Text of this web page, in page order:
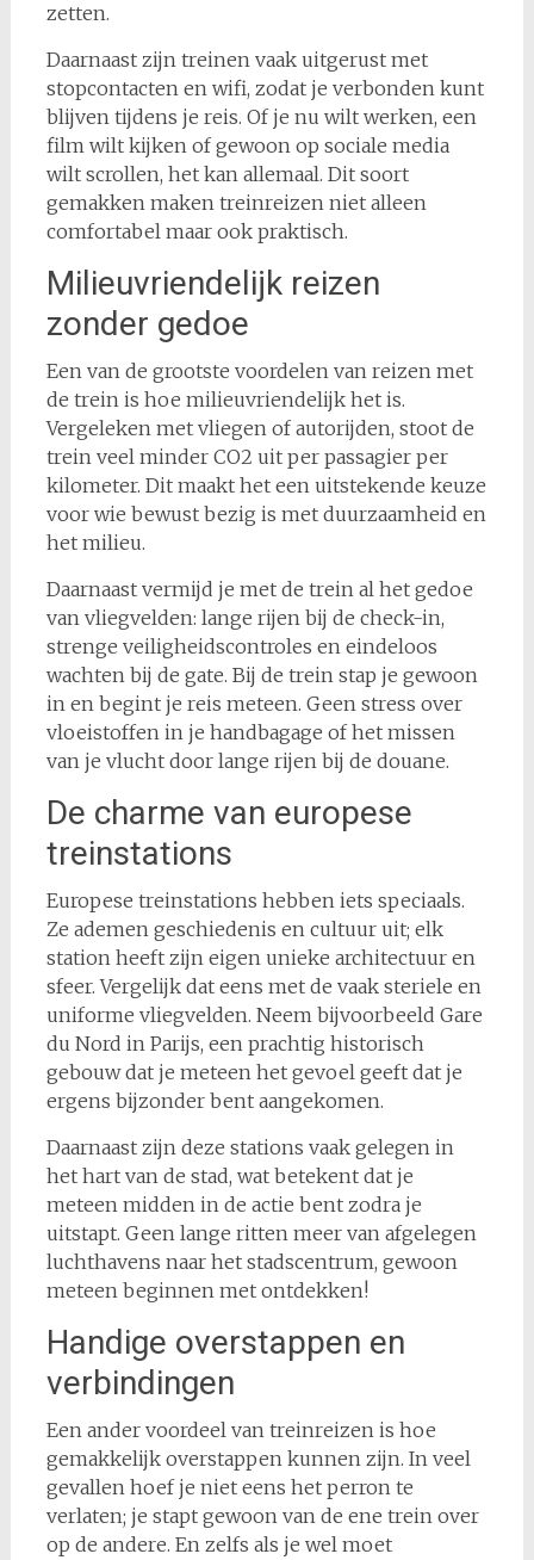
zetten.
Daarnaast zijn treinen vaak uitgerust met
stopcontacten en wifi, zodat je verbonden kunt
blijven tijdens je reis. Of je nu wilt werken, een
film wilt kijken of gewoon op sociale media
wilt scrollen, het kan allemaal. Dit soort
gemakken maken treinreizen niet alleen
comfortabel maar ook praktisch.
Milieuvriendelijk reizen
zonder gedoe
Een van de grootste voordelen van reizen met
de trein is hoe milieuvriendelijk het is.
Vergeleken met vliegen of autorijden, stoot de
trein veel minder CO2 uit per passagier per
kilometer. Dit maakt het een uitstekende keuze
voor wie bewust bezig is met duurzaamheid en
het milieu.
Daarnaast vermijd je met de trein al het gedoe
van vliegvelden: lange rijen bij de check-in,
strenge veiligheidscontroles en eindeloos
wachten bij de gate. Bij de trein stap je gewoon
in en begint je reis meteen. Geen stress over
vloeistoffen in je handbagage of het missen
van je vlucht door lange rijen bij de douane.
De charme van europese
treinstations
Europese treinstations hebben iets speciaals.
Ze ademen geschiedenis en cultuur uit; elk
station heeft zijn eigen unieke architectuur en
sfeer. Vergelijk dat eens met de vaak steriele en
uniforme vliegvelden. Neem bijvoorbeeld Gare
du Nord in Parijs, een prachtig historisch
gebouw dat je meteen het gevoel geeft dat je
ergens bijzonder bent aangekomen.
Daarnaast zijn deze stations vaak gelegen in
het hart van de stad, wat betekent dat je
meteen midden in de actie bent zodra je
uitstapt. Geen lange ritten meer van afgelegen
luchthavens naar het stadscentrum, gewoon
meteen beginnen met ontdekken!
Handige overstappen en
verbindingen
Een ander voordeel van treinreizen is hoe
gemakkelijk overstappen kunnen zijn. In veel
gevallen hoef je niet eens het perron te
verlaten; je stapt gewoon van de ene trein over
op de andere. En zelfs als je wel moet